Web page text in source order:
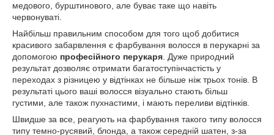
медового, бурштинового, але буває таке що навіть
червонуваті.
Найбільш правильним способом для того щоб добитися
красивого забарвлення є фарбування волосся в перукарні за
допомогою професійного перукаря . Дуже природний
результат дозволяє отримати багатоступінчастість у
переходах з різницею у відтінках не більше ніж трьох тонів. В
результаті цього ваші волосся візуально стають більш
густими, але також пухнастими, і мають переливи відтінків.
Швидше за все, реагують на фарбування такого типу волосся
типу темно-русявий, блонда, а також середній шатен, з-за